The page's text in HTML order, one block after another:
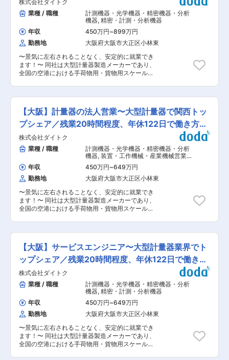
けます。 ■出張の有無： 月2〜3回（0〜2泊）程
度、エリア：西日本全域 ■事業の目指す姿： 従
来は点検、部品交換を主体とするアフターサービ
ス部門でしたが、リプレースのための設計も行う
エンジニアリング部門を目指し、名称もフィール
ドエンジニアリング大阪グループに変わりまし
た。今後はリプレース需要に応えるため、技術力
と組織力を強化したいと考えています。 ■本ポジ
ションの魅力ややりがい： ハード設計、ソフト設
むことができます。これまでの経験を考慮のうえ
担当業務を検討するので、これまでの経験も存分
で設計部門への異動を希望することも可能です。
■募集ポジション： ・担当者クラス
の改造提案営業及び設計 ◎設計後の部品選定及び
見積入手 ◎顧客に提示する見積書作成、受注（契
約）、検収まで一気通貫した業務をお任せしま
す。 一概には言えませんが、工期は1〜2日と短期
の案件もあれば、1週間程度の案件もあります
（期間中は近隣のホテル等に宿泊）。 ※1週間程
度の案件については、お盆休みやGW等の連休を
利用して行う可能性もありますが、原則は土日祝
がお休みとなります。 ■組織構成： 機械事業本
部 システム機械ビジネスユニット アフターサー
ビス部 プラスチック技術営業グループ：10名
の進め方： お客様との良好な関係を築くため、お
客様からのニーズを探る為の巡回もあるため、週
に1〜2件程度、お客様先へ訪問します。お客様の
お困りごとを聞き出し、スムーズな対応ができる
よう定期接点を取ります。 ■出張の有無： 宿泊
を伴う出張が月に1〜3回程度あります。 ■事業の
目指す姿： お客様のお困りごとや課題に対してス
ムーズにお応えできるよう、定期的な接点はもち
ろんのこと、より良好な関係を構築できるよう、
技術的な側面だけではなく、総合的な満足度アッ
プに向けて、組織体制の強化を図ります。 ■本ポ
ジションの魅力ややりがい： 既存機の能力アッ
プ、遊休機の再利用又は自動化等の改造提案や急
謝やお喜びの声を頂戴することができるやりがい
の大きなポジションです。 ■募集ポジション：
株式会社ダイトク
業種 / 職種
計測機器・光学機器・精密機器・分析
機器, 精密・計測・分析機器
年収
450万円~899万円
勤務地
大阪府大阪市大正区小林東
〜景気に左右されることなく、安定的に就業でき
ます！〜 同社は大型計量器製造メーカーであり、
全国の空港における手荷物用・貨物用スケールを
開を目指しています！ ■業務内容 計量器（トラ
ックスケール等）の構造設計を担当頂きます。 将
来的には企画・見積段階から担当いただき、材
料・原価の計算、一部の特殊な外注製品のコント
ロール、計量器の基礎図作成や客先同行による提
案など専門知識を生かした幅広い業務を行って頂
きます。 計量器は、計量法で定められたルールを
元に仕様検討する必要があり、専門性の高い分野
になります。 ■主要製品 ・各種はかり、その他
リサイクル機器。 例えば、トラックの積載量を
計る大型のトラックスケールや、空港で荷物の重
量を計るカウンタースケール等、生活を支えるさ
まざまな計りを作成しています。 ■当社について
当社は、創業70年 はかりのトップランナーとし
て「各種計量器」の製造・修理・販売を行ってお
ります。 トラックが乗るはかりにおいては、大阪
な事業現場で弊社の計量器が使われています。 ■
同社のワンストップサービス （1）企画から納
品、その後のメンテナンスまで最適プランニング
（2）はかりのプロフェッショナルによる丁寧な
ものづくりと据付 （3）ワンストップサービスだ
からこそできる充実したサポート体制 ■業界魅力
・はかり業界は、修理を行うにも国への申し出の
必要がある等の兼ね合いで新規参入が少ない業界
です。 ・景気による需要の浮き沈みがほとんどあ
りません。 変更の範囲：会社の定める業務
【大阪】計量器の法人営業〜大型計量器で関西トッ
プシェア／残業20時間程度、年休122日で働き方
◎〜
株式会社ダイトク
業種 / 職種
計測機器・光学機器・精密機器・分析
機器, 装置・工作機械・産業機械営業
（国内） 精密機械・計測機器・分析機
器・光学製品営業（国内）
年収 450万円~649万円
勤務地
大阪府大阪市大正区小林東
〜景気に左右されることなく、安定的に就業でき
ます！〜 同社は大型計量器製造メーカーであり、
全国の空港における手荷物用・貨物用スケールを
開を目指しています！ ■業務内容 計量器の国内
営業をお任せいたします。 担当エリア：主に関西
圏（大阪でのシェアは7〜8割と高く、安定した取
引があります。） 顧客：リサイクル業、鉄鋼メー
カー等。（個人商店から大手の商店まで幅広くあ
り、工場系のお客様が多いです。） ■入社後の働
き方 入社後は工場研修の後、先輩社員の同行を通
して業務を覚えていただきます。 3か月頃から少
しずつ予算を持ってご担当いただく予定です。
（1人1台で社用車、ノートPCを支給、通信機器
は会社支給か手当かを選択可） ■主要製品 ・各
種はかり、その他リサイクル機器。 例えば、ト
ラックの積載量を計る大型のトラックスケール
や、空港で荷物の重量を計るカウンタースケール
等、生活を支えるさまざまな計りを作成していま
す。 ■当社について 当社は、創業70年 はかりの
【大阪】サービスエンジニア〜大型計量器業界でト
ップシェア／残業20時間程度、年休122日で働き方
◎〜
株式会社ダイトク
業種 / 職種
計測機器・光学機器・精密機器・分析
機器, 精密・計測・分析機器
年収
450万円~649万円
勤務地
大阪府大阪市大正区小林東
〜景気に左右されることなく、安定的に就業でき
ます！〜 同社は大型計量器製造メーカーであり、
全国の空港における手荷物用・貨物用スケールを